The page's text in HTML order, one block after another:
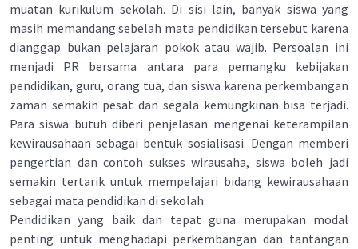
muatan kurikulum sekolah. Di sisi lain, banyak siswa yang
masih memandang sebelah mata pendidikan tersebut karena
dianggap bukan pelajaran pokok atau wajib. Persoalan ini
menjadi PR bersama antara para pemangku kebijakan
pendidikan, guru, orang tua, dan siswa karena perkembangan
zaman semakin pesat dan segala kemungkinan bisa terjadi.
Para siswa butuh diberi penjelasan mengenai keterampilan
kewirausahaan sebagai bentuk sosialisasi. Dengan memberi
pengertian dan contoh sukses wirausaha, siswa boleh jadi
semakin tertarik untuk mempelajari bidang kewirausahaan
sebagai mata pendidikan di sekolah.
Pendidikan yang baik dan tepat guna merupakan modal
penting untuk menghadapi perkembangan dan tantangan